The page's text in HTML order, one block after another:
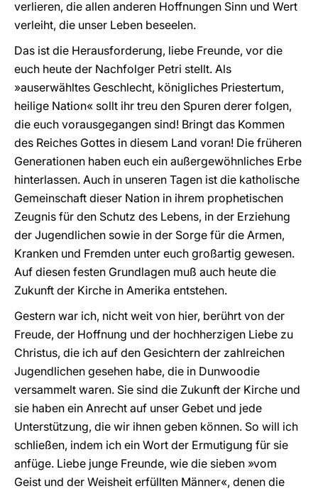
verlieren, die allen anderen Hoffnungen Sinn und Wert
verleiht, die unser Leben beseelen.
Das ist die Herausforderung, liebe Freunde, vor die
euch heute der Nachfolger Petri stellt. Als
»auserwähltes Geschlecht, königliches Priestertum,
heilige Nation« sollt ihr treu den Spuren derer folgen,
die euch vorausgegangen sind! Bringt das Kommen
des Reiches Gottes in diesem Land voran! Die früheren
Generationen haben euch ein außergewöhnliches Erbe
hinterlassen. Auch in unseren Tagen ist die katholische
Gemeinschaft dieser Nation in ihrem prophetischen
Zeugnis für den Schutz des Lebens, in der Erziehung
der Jugendlichen sowie in der Sorge für die Armen,
Kranken und Fremden unter euch großartig gewesen.
Auf diesen festen Grundlagen muß auch heute die
Zukunft der Kirche in Amerika entstehen.
Gestern war ich, nicht weit von hier, berührt von der
Freude, der Hoffnung und der hochherzigen Liebe zu
Christus, die ich auf den Gesichtern der zahlreichen
Jugendlichen gesehen habe, die in Dunwoodie
versammelt waren. Sie sind die Zukunft der Kirche und
sie haben ein Anrecht auf unser Gebet und jede
Unterstützung, die wir ihnen geben können. So will ich
schließen, indem ich ein Wort der Ermutigung für sie
anfüge. Liebe junge Freunde, wie die sieben »vom
Geist und der Weisheit erfüllten Männer«, denen die